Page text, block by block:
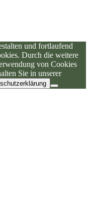
und fortlaufend
Durch die weitere
von Cookies
Sie in unserer